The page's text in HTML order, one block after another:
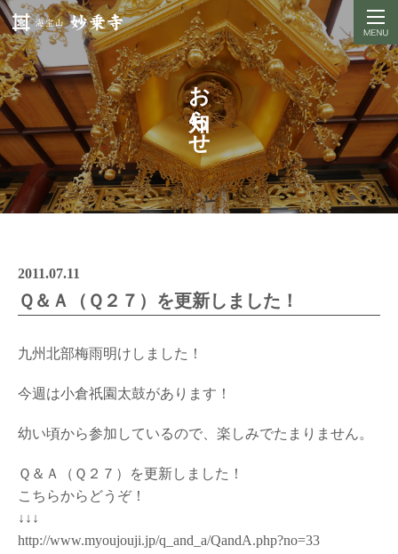
お知らせ
2011.07.11
Ｑ＆Ａ（Ｑ２７）を更新しました！
九州北部梅雨明けしました！
今週は小倉祇園太鼓があります！
幼い頃から参加しているので、楽しみでたまりません。
Ｑ＆Ａ（Ｑ２７）を更新しました！
こちらからどうぞ！
↓↓↓
http://www.myoujouji.jp/q_and_a/QandA.php?no=33